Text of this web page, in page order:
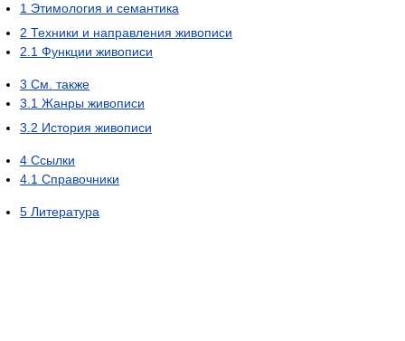
1 Этимология и семантика
2 Техники и направления живописи
2.1 Функции живописи
3 См. также
3.1 Жанры живописи
3.2 История живописи
4 Ссылки
4.1 Справочники
5 Литература